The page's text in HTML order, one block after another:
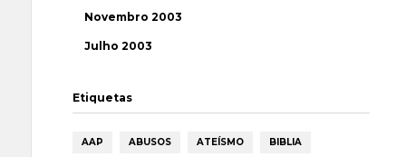
Novembro 2003
Julho 2003
Etiquetas
AAP ABUSOS ATEÍSMO BIBLIA